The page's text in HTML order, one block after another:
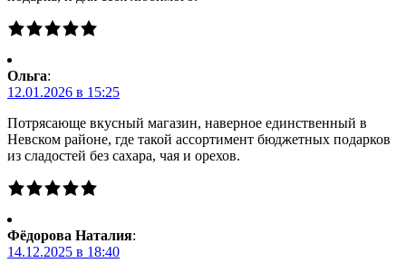
Ольга:
12.01.2026 в 15:25
Потрясающе вкусный магазин, наверное единственный в
Невском районе, где такой ассортимент бюджетных подарков
из сладостей без сахара, чая и орехов.
Фёдорова Наталия:
14.12.2025 в 18:40